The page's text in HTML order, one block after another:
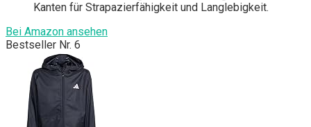
Kanten für Strapazierfähigkeit und Langlebigkeit.
Bei Amazon ansehen
Bestseller Nr. 6